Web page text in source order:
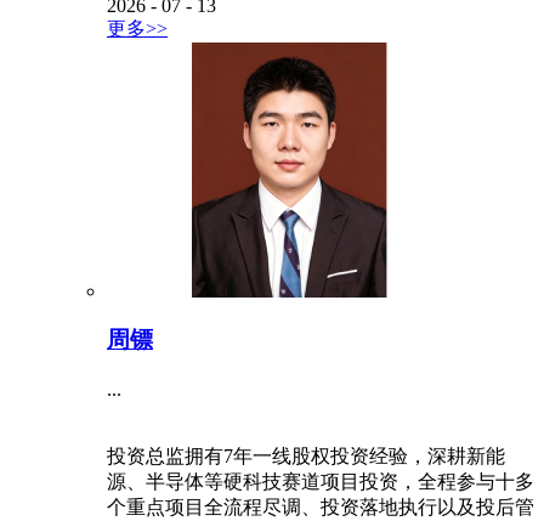
2026 - 07 - 13
更多>>
周镖
...
投资总监拥有7年一线股权投资经验，深耕新能
源、半导体等硬科技赛道项目投资，全程参与十多
个重点项目全流程尽调、投资落地执行以及投后管